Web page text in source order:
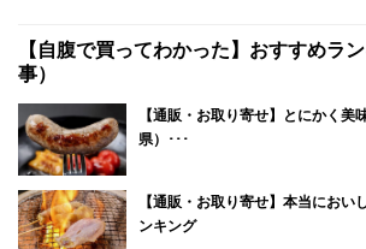
【自腹で買ってわかった】おすすめラ
事）
【通販・お取り寄せ】とにかく
県）･･･
【通販・お取り寄せ】本当におい
ンキング